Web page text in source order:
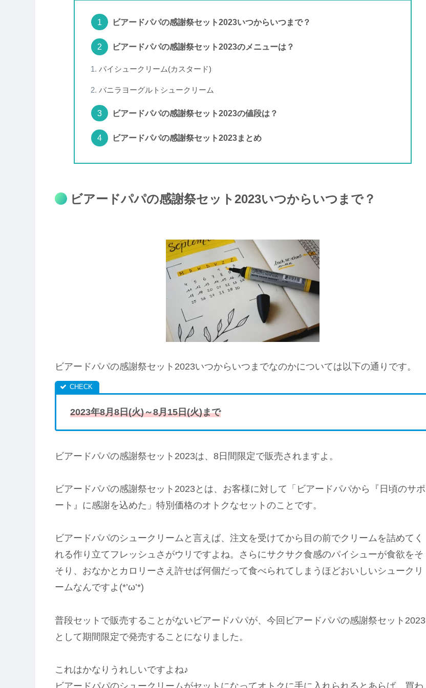
ビアードパパの感謝祭セット2023いつからいつまで？
ビアードパパの感謝祭セット2023のメニューは？
パイシュークリーム(カスタード)
バニラヨーグルトシュークリーム
ビアードパパの感謝祭セット2023の値段は？
ビアードパパの感謝祭セット2023まとめ
ビアードパパの感謝祭セット2023いつからいつまで？
ビアードパパの感謝祭セット2023いつからいつまでなのかについては以下の通りです。
2023年8月8日(火)～8月15日(火)まで
ビアードパパの感謝祭セット2023は、8日間限定で販売されますよ。
ビアードパパの感謝祭セット2023とは、お客様に対して「ビアードパパから『日頃のサポ
ート』に感謝を込めた」特別価格のオトクなセットのことです。
ビアードパパのシュークリームと言えば、注文を受けてから目の前でクリームを詰めてく
れる作り立てフレッシュさがウリですよね。さらにサクサク食感のパイシューが食欲をそ
そり、おなかとカロリーさえ許せば何個だって食べられてしまうほどおいしいシュークリ
ームなんですよ(*’ω’*)
普段セットで販売することがないビアードパパが、今回ビアードパパの感謝祭セット2023
として期間限定で発売することになりました。
これはかなりうれしいですよね♪